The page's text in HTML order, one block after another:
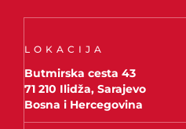
LOKACIJA
Butmirska cesta 43
71 210 Ilidža, Sarajevo
Bosna i Hercegovina